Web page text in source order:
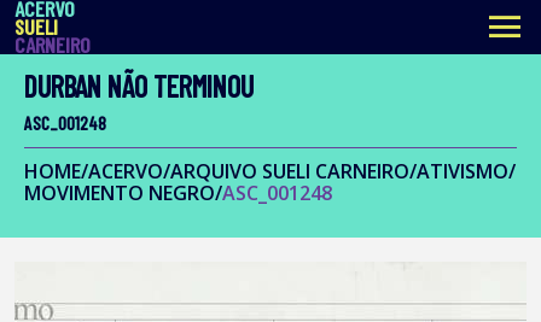
ACERVO
SUELI
CARNEIRO menu
DURBAN NÃO TERMINOU
ASC_001248
HOME/ACERVO/ARQUIVO SUELI CARNEIRO/ATIVISMO/
MOVIMENTO NEGRO/ASC_001248